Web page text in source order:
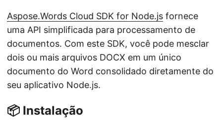
Aspose.Words Cloud SDK for Node.js fornece
uma API simplificada para processamento de
documentos. Com este SDK, você pode mesclar
dois ou mais arquivos DOCX em um único
documento do Word consolidado diretamente do
seu aplicativo Node.js.
📦 Instalação